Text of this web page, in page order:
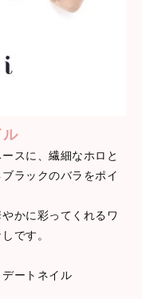
ル
スに、繊細なホロと
ラックのバラをポイ
かに彩ってくれるワ
です。
ートネイル